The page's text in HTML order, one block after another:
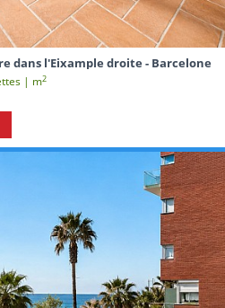
dans l'Eixample droite - Barcelone
| m2